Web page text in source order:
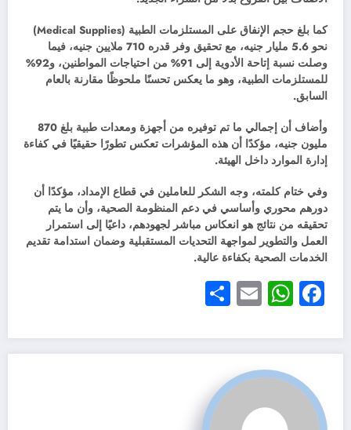
كما بلغ حجم الإنفاق على المستلزمات الطبية (Medical Supplies)
نحو 5.6 مليار جنيه، مع تحقيق وفر قدره 710 ملايين جنيه، فيما
وصلت نسبة إتاحة الأدوية إلى 91% من احتياجات المواطنين، و92%
للمستلزمات الطبية، وهو ما يعكس تحسنًا ملحوظًا مقارنة بالعام
السابق.
وأضاف أن إجمالي ما تم توفيره من أجهزة ومعدات طبية بلغ 870
مليون جنيه، مؤكدًا أن هذه المؤشرات تعكس تطورًا حقيقيًا في كفاءة
إدارة الموارد داخل الهيئة.
وفي ختام كلمته، وجه الشكر للعاملين في قطاع الإمداد، مؤكدًا أن
دورهم محوري وأساسي في دعم المنظومة الصحية، وأن ما يتم
تحقيقه من نتائج هو انعكاس مباشر لجهودهم، داعيًا إلى استمرار
العمل والتطوير لمواجهة التحديات المستقبلية وضمان استدامة تقديم
الخدمات الصحية بكفاءة عالية.
Facebook
WhatsApp
Email